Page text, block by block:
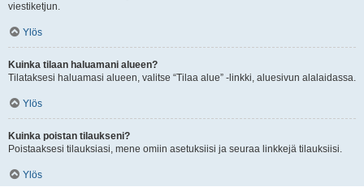
viestiketjun.
Ylös
Kuinka tilaan haluamani alueen?
Tilataksesi haluamasi alueen, valitse “Tilaa alue” -linkki, aluesivun alalaidassa.
Ylös
Kuinka poistan tilaukseni?
Poistaaksesi tilauksiasi, mene omiin asetuksiisi ja seuraa linkkejä tilauksiisi.
Ylös